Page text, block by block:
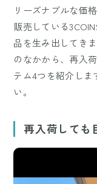
リーズナブルな価
販売している
品を生み出してき
のなかから、再入
テム4つを紹介しま
い。
再入荷しても